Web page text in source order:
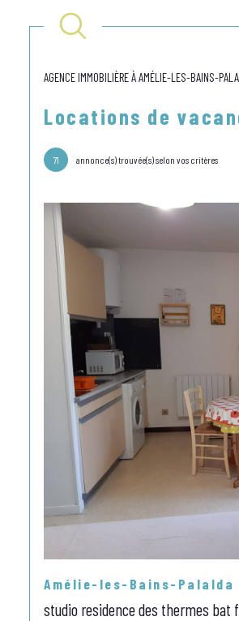
TYPE DE BIEN
AGENCE IMMOBILIÈRE À AMÉLIE-LES-BAINS-
Locations de
71 annonce(s) trouvée(s) selon vos critères
Amélie-les-Bains-Palalda
studio residence des thermes bat